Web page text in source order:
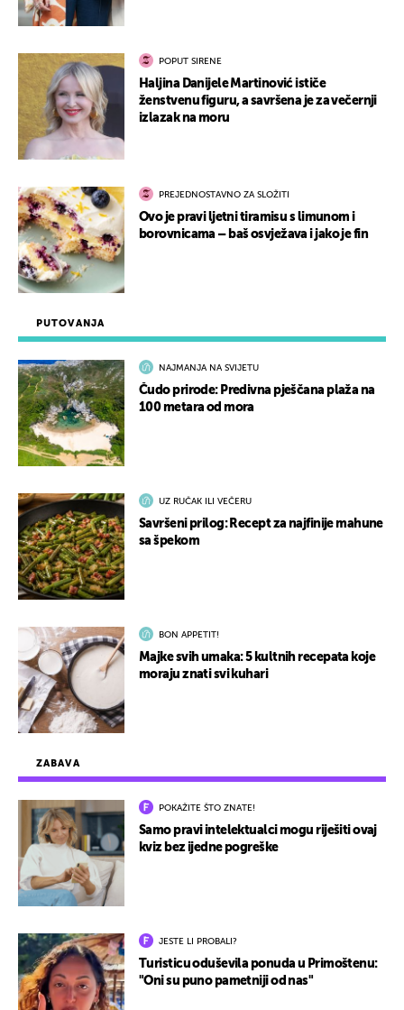
ZABAVA
POKAŽITE ŠTO ZNATE!
Samo pravi intelektualci mogu riješiti ovaj
kviz bez ijedne pogreške
JESTE LI PROBALI?
Turisticu oduševila ponuda u Primoštenu:
"Oni su puno pametniji od nas"
PUTOVANJA
NAJMANJA NA SVIJETU
Čudo prirode: Predivna pješčana plaža na
100 metara od mora
UZ RUČAK ILI VEČERU
Savršeni prilog: Recept za najfinije mahune
sa špekom
BON APPETIT!
Majke svih umaka: 5 kultnih recepata koje
moraju znati svi kuhari
POPUT SIRENE
Haljina Danijele Martinović ističe
ženstvenu figuru, a savršena je za večernji
izlazak na moru
PREJEDNOSTAVNO ZA SLOŽITI
Ovo je pravi ljetni tiramisu s limunom i
borovnicama – baš osvježava i jako je fin